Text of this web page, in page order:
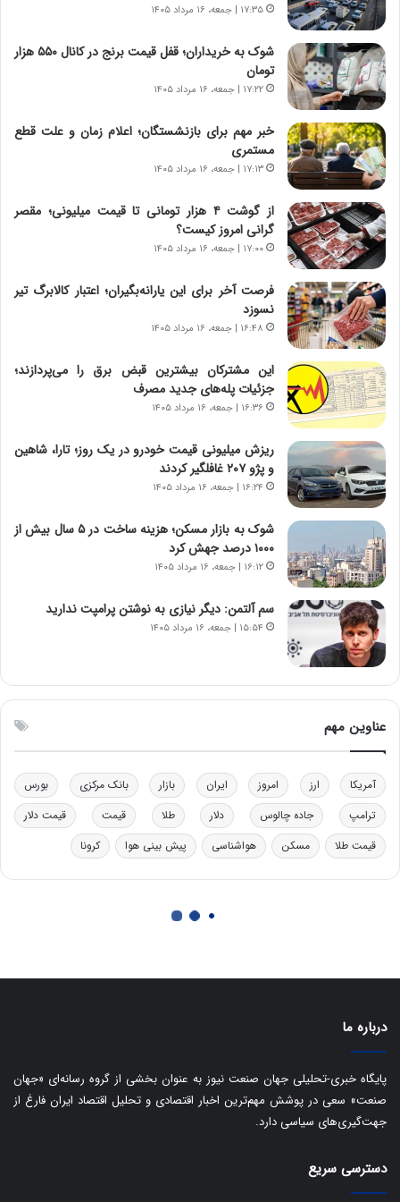
ن‌
ه
ا
ی
ا
ت
ا
ق
ا
ی
ر
ا
ن
د
ر
پ
ی
ح
م
ل
ه
آ
م
ر
ی
ک
ا
ی
–
ص
ه
ی
و
ن
ی
|
د
ب
ی
ر
ک
ل
ا
ت
ا
:
ت
ا
ق
ا
ی
ر
ا
ز
۱۷:۳۵ | جمعه، ۱۶ مرداد ۱۴۰۵
شوک به خریداران؛ قفل قیمت برنج در کانال ۵۵۰ هزار
تومان
۱۷:۲۲ | جمعه، ۱۶ مرداد ۱۴۰۵
خبر مهم برای بازنشستگان؛ اعلام زمان و علت قطع
مستمری
۱۷:۱۳ | جمعه، ۱۶ مرداد ۱۴۰۵
از گوشت ۴ هزار تومانی تا قیمت میلیونی؛ مقصر
گرانی امروز کیست؟
۱۷:۰۰ | جمعه، ۱۶ مرداد ۱۴۰۵
فرصت آخر برای این یارانه‌بگیران؛ اعتبار کالابرگ تیر
نسوزد
۱۶:۴۸ | جمعه، ۱۶ مرداد ۱۴۰۵
این مشترکان بیشترین قبض برق را می‌پردازند؛
جزئیات پله‌های جدید مصرف
۱۶:۳۶ | جمعه، ۱۶ مرداد ۱۴۰۵
ریزش میلیونی قیمت خودرو در یک روز؛ تارا، شاهین
و پژو ۲۰۷ غافلگیر کردند
۱۶:۲۴ | جمعه، ۱۶ مرداد ۱۴۰۵
شوک به بازار مسکن؛ هزینه ساخت در ۵ سال بیش از
۱۰۰۰ درصد جهش کرد
۱۶:۱۲ | جمعه، ۱۶ مرداد ۱۴۰۵
سم آلتمن: دیگر نیازی به نوشتن پرامپت ندارید
۱۵:۵۴ | جمعه، ۱۶ مرداد ۱۴۰۵
عناوین مهم
آمریکا ارز امروز ایران بازار بانک مرکزی
بورس
ترامپ
جاده چالوس دلار طلا قیمت
قیمت دلار
قیمت طلا
مسکن هواشناسی پیش بینی هوا کرونا
درباره ما
پایگاه خبری-تحلیلی جهان صنعت نیوز به عنوان بخشی از گروه رسانه‌ای «جهان
صنعت» سعی در پوشش مهم‌ترین اخبار اقتصادی و تحلیل اقتصاد ایران فارغ از
جهت‌گیری‌های سیاسی دارد.
دسترسی سریع